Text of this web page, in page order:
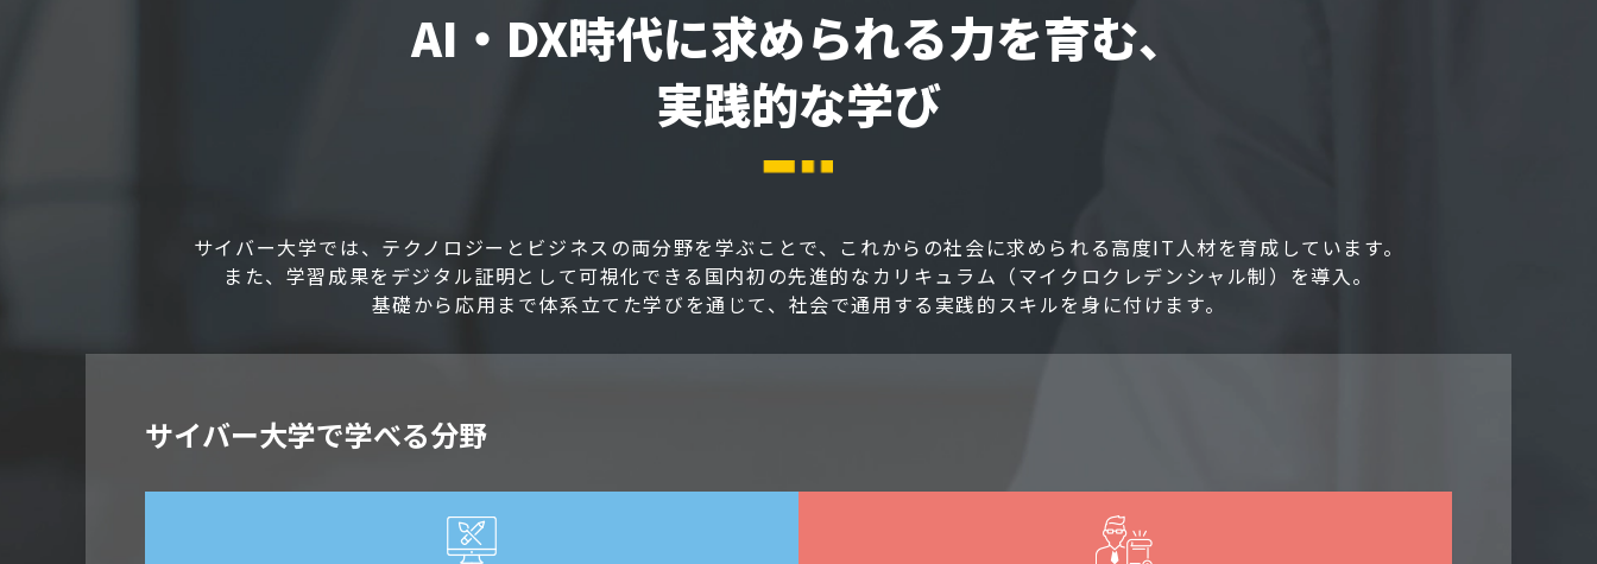
AI・DX時代に求められる力を育む、
実践的な学び
サイバー大学では、テクノロジーとビジネスの両分野を学ぶことで、これからの社会に求められる高度IT人材を育成しています。
また、学習成果をデジタル証明として可視化できる国内初の先進的なカリキュラム（マイクロクレデンシャル制）を導入。
基礎から応用まで体系立てた学びを通じて、社会で通用する実践的スキルを身に付けます。
サイバー大学で学べる分野